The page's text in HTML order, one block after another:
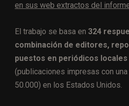
en sus web extractos del
El trabajo se basa en 324
combinación de editores,
puestos en periódicos locales
(publicaciones impresas con
50.000) en los Estados Unidos.